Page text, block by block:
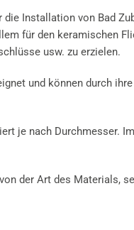
die Installation von Bad
für den keramischen
usw. zu erzielen.
und können durch
je nach Durchmesser.
der Art des Materials,